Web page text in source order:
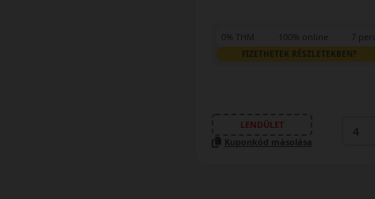
0% THM 100% online 7 perc
FIZETHETEK RÉSZLETEKBEN?
LENDÜLET
Kuponkód másolása